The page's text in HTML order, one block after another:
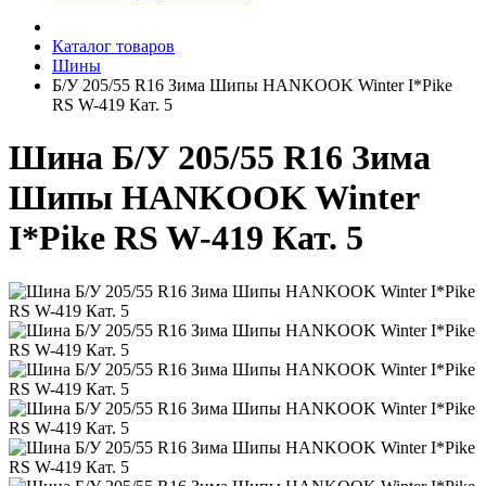
Каталог товаров
Шины
Б/У 205/55 R16 Зима Шипы HANKOOK Winter I*Pike
RS W-419 Кат. 5
Шина Б/У 205/55 R16 Зима
Шипы HANKOOK Winter
I*Pike RS W-419 Кат. 5